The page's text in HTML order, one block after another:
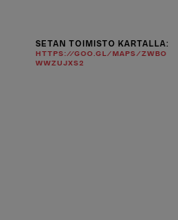
SETAN TOIMISTO KARTALLA:
HTTPS://GOO.GL/MAPS/ZWBO
WWZUJXS2